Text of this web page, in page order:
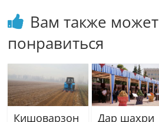
Вам также может
понравиться
Кишоварзон Дар шаҳри